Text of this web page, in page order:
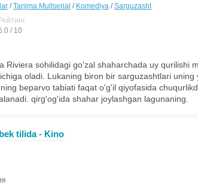
/Tarjima Multserial / Komediya /Sarguzasht
Рейтинг
/ 10
Riviera sohilidagi go'zal shaharchada uy qurilishi
oladi. Lukaning biron bir sarguzashtlari uning
beparvo tabiati faqat o'g'il qiyofasida
qirg'og'ida shahar joylashgan lagunaning.
tilida - Kino